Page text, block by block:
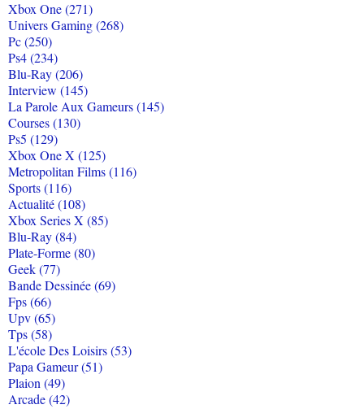
Xbox One (271)
Univers Gaming (268)
Pc (250)
Ps4 (234)
Blu-Ray (206)
Interview (145)
La Parole Aux Gameurs (145)
Courses (130)
Ps5 (129)
Xbox One X (125)
Metropolitan Films (116)
Sports (116)
Actualité (108)
Xbox Series X (85)
Blu-Ray (84)
Plate-Forme (80)
Geek (77)
Bande Dessinée (69)
Fps (66)
Upv (65)
Tps (58)
L'école Des Loisirs (53)
Papa Gameur (51)
Plaion (49)
Arcade (42)